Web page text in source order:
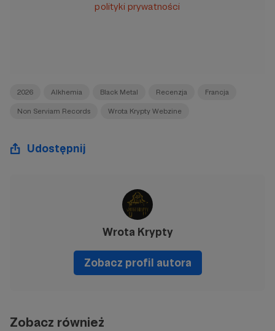
polityki prywatności
2026 Alkhemia Black Metal Recenzja Francja
Non Serviam Records Wrota Krypty Webzine
Udostępnij
Wrota Krypty
Zobacz profil autora
Zobacz również